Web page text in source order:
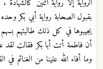
الرواية إلا رواية اثنين
بقبول الصحابة رواية أبي بكر
يجيبوها في كل ذلك طالبتهم
أن فاطمة أتت أبا بكر فقالت
وما أفاء الله علينا من الغنائم